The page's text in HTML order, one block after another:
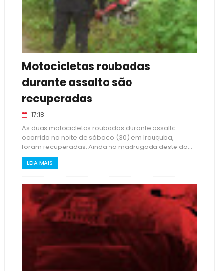
Motocicletas roubadas
durante assalto são
recuperadas
17:18
As duas motocicletas roubadas durante assalto
ocorrido na noite de sábado (30) em Irauçuba,
foram recuperadas. Ainda na madrugada deste do...
LEIA MAIS